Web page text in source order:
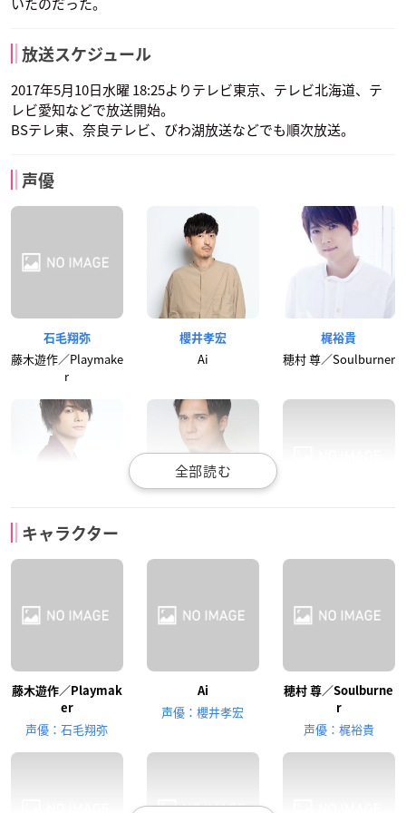
放送スケジュール
2017年5月10日水曜 18:25よりテレビ東京、テレビ北海道、テ
レビ愛知などで放送開始。
BSテレ東、奈良テレビ、びわ湖放送などでも順次放送。
声優
石毛翔弥
藤木遊作／Playmake
r
櫻井孝宏
Ai
梶裕貴
穂村 尊／Soulburner
八代拓
白石涼子
ハル
濱野大輝 中島由貴
財前 葵／ブルーエン
キャラクター
藤木遊作／Playmak
er
声優：石毛翔弥
Ai
声優：櫻井孝宏
穂村 尊／Soulburne
r
声優：梶裕貴